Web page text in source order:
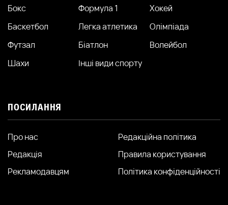
Бокс
Формула 1
Хокей
Баскетбол
Легка атлетика
Олімпіада
Футзал
Біатлон
Волейбол
Шахи
Інші види спорту
ПОСИЛАННЯ
Про нас
Редакція
Рекламодавцям
Редакційна політика
Правила користування
Політика конфіденційності